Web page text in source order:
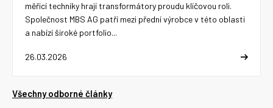
26.03.2026
měřicí techniky hrají transformátory proudu klíčovou roli.
Společnost MBS AG patří mezi přední výrobce v této oblasti
a nabízí široké portfolio...
Všechny odborné články